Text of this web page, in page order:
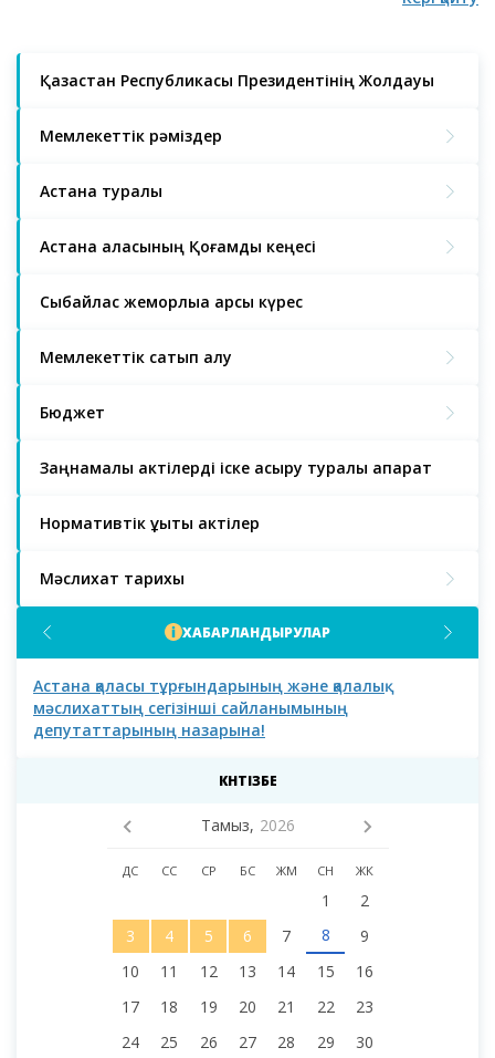
Қазақстан Республикасы Президентінің Жолдауы
Мемлекеттік рәміздер
Астана туралы
Астана қаласының Қоғамдық кеңесі
Сыбайлас жемқорлыққа қарсы күрес
Мемлекеттік сатып алу
Бюджет
Заңнамалық актілерді іске асыру туралы ақпарат
Нормативтік құқықтық актілер
Мәслихат тарихы
ХАБАРЛАНДЫРУЛАР
Астана қаласы тұрғындарының және қалалық
мәслихаттың сегізінші сайланымының
депутаттарының назарына!
КҮНТІЗБЕ
Тамыз, 2026
ДС СС СР БС ЖМ СН ЖК
1
2
3
4 5 6 7 8
9
10
11 12 13 14 15
16
17
18 19 20 21 22
23
24
25 26 27 28 29
30